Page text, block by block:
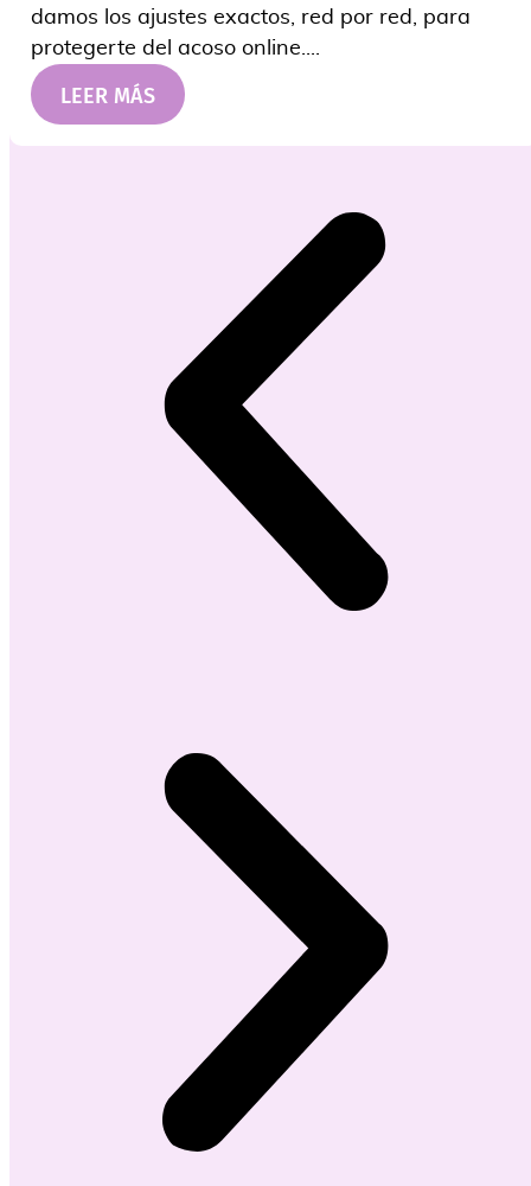
damos los ajustes exactos, red por red, para
protegerte del acoso online....
LEER MÁS